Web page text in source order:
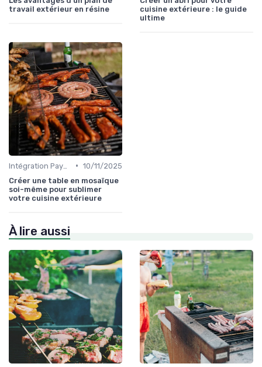
travail extérieur en résine
cuisine extérieure : le guide
ultime
• 10/11/2025
Créer une table en mosaïque
soi-même pour sublimer
votre cuisine extérieure
À lire aussi